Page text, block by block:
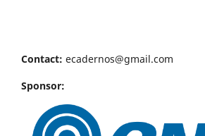
Contact: ecadernos@gmail.com
Sponsor: